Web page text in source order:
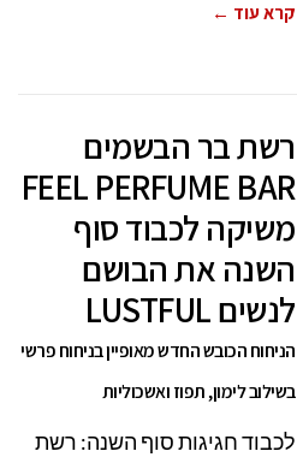
קרא עוד ←
רשת בר הבשמים
FEEL PERFUME BAR
משיקה לכבוד סוף
השנה את הבושם
לנשים LUSTFUL
הניחוח הכובש החדש מאופיין בניחוח פרשי
בשילוב לימון, תפוז ואשכוליות
לכבוד חגיגות סוף השנה: רשת